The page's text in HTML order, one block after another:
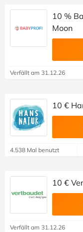
10 %
Moon
Verfällt am 31.12.26
10 €
4.538 Mal benutzt
10 €
Verfällt am 31.12.26